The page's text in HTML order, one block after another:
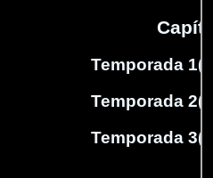
Temporada 1(
Temporada 2(
Temporada 3(